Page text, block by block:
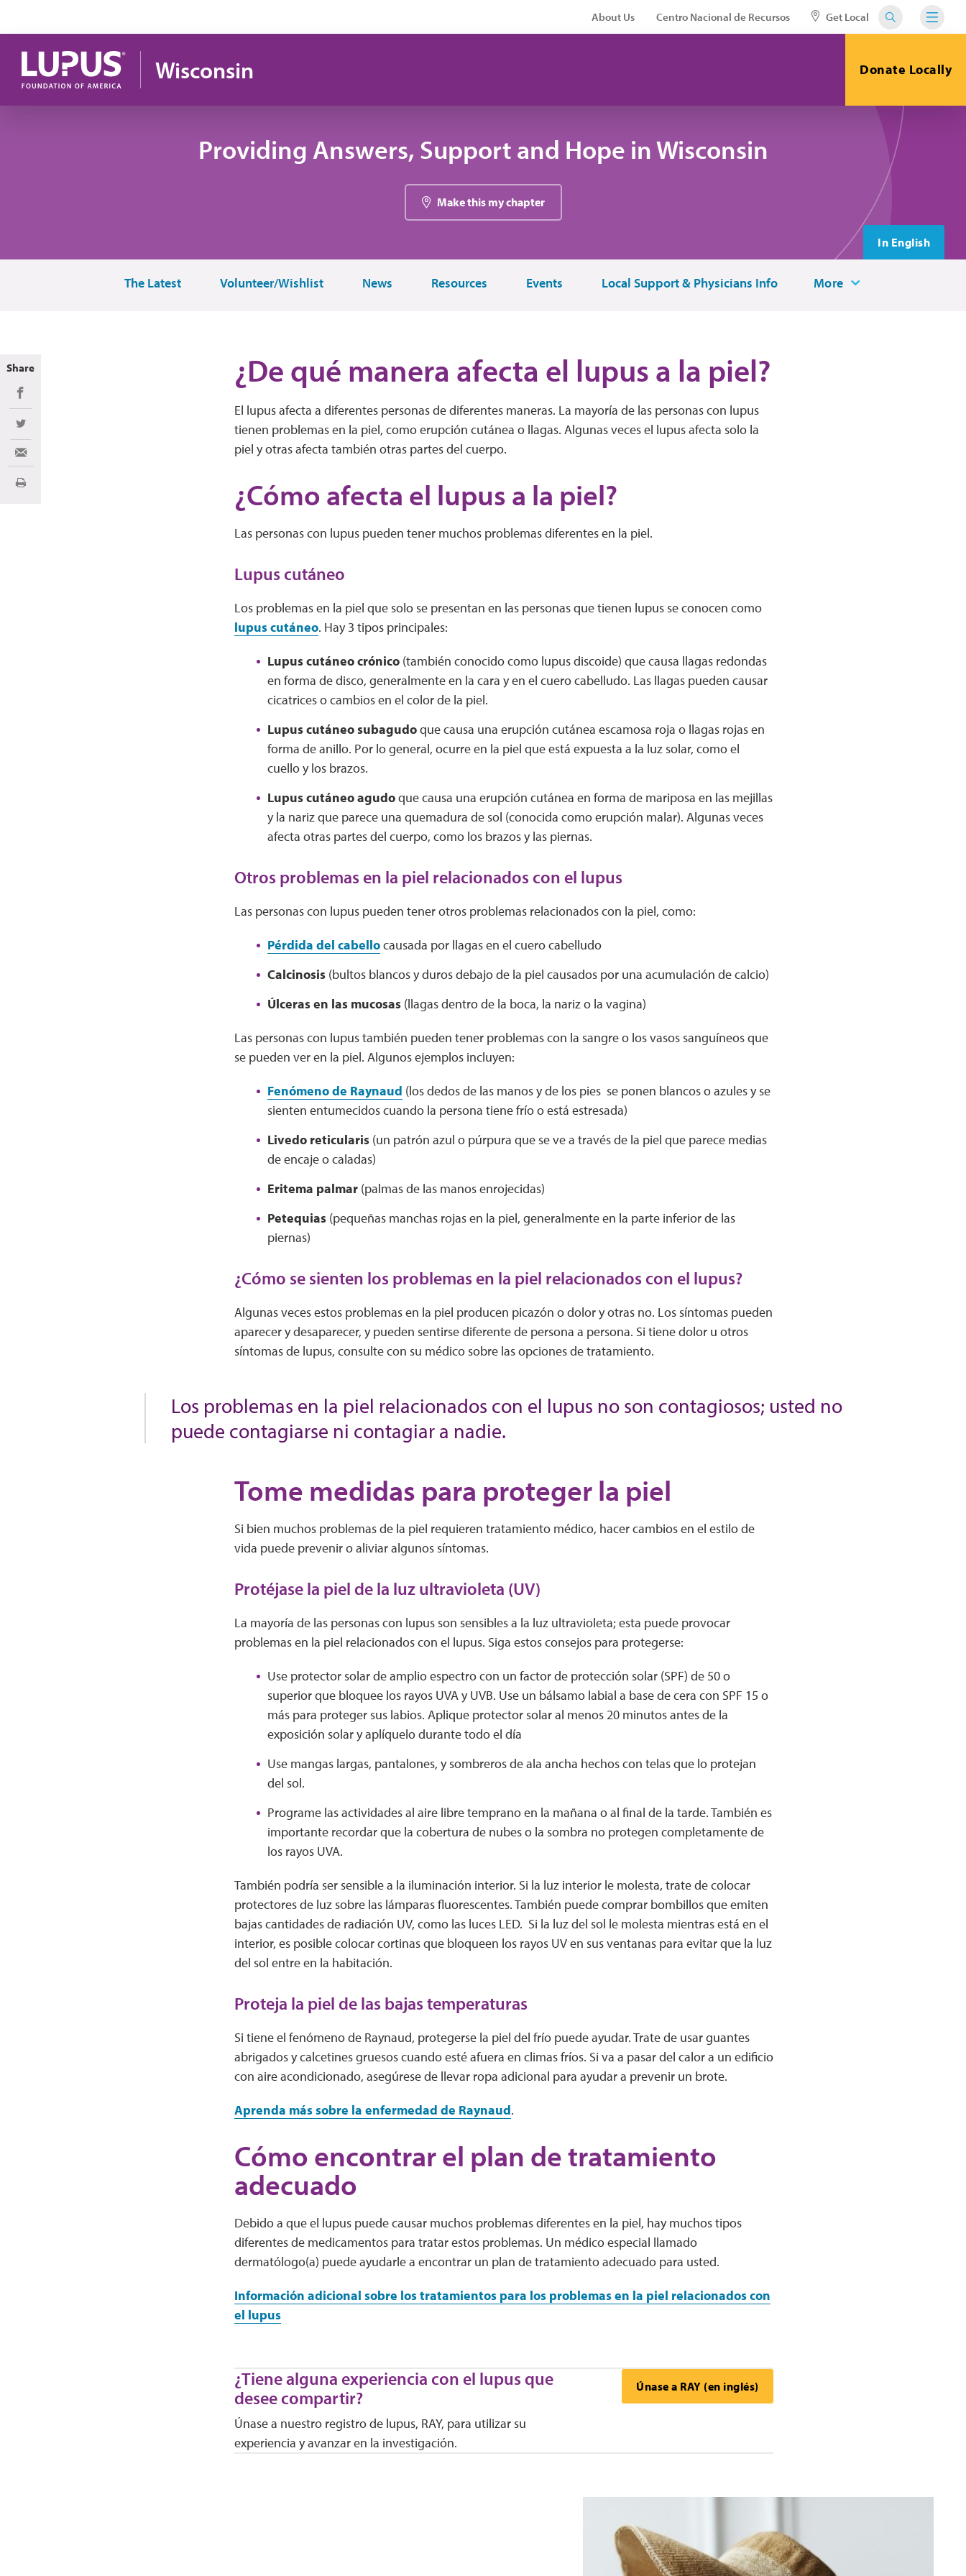
About Us Centro Nacional de Recursos Get Local
Wisconsin Donate Locally
Providing Answers, Support and Hope in Wisconsin
Make this my chapter
In English
The Latest Volunteer/Wishlist News Resources Events Local Support & Physicians Info More
¿De qué manera afecta el lupus a la piel?
El lupus afecta a diferentes personas de diferentes maneras. La mayoría de las personas con lupus
tienen problemas en la piel, como erupción cutánea o llagas. Algunas veces el lupus afecta solo la
piel y otras afecta también otras partes del cuerpo.
¿Cómo afecta el lupus a la piel?
Las personas con lupus pueden tener muchos problemas diferentes en la piel.
Lupus cutáneo
Los problemas en la piel que solo se presentan en las personas que tienen lupus se conocen como
lupus cutáneo. Hay 3 tipos principales:
Lupus cutáneo crónico(también conocido como lupus discoide) que causa llagas redondas
en forma de disco, generalmente en la cara y en el cuero cabelludo. Las llagas pueden causar
cicatrices o cambios en el color de la piel.
Lupus cutáneo subagudoque causa una erupción cutánea escamosa roja o llagas rojas en
forma de anillo. Por lo general, ocurre en la piel que está expuesta a la luz solar, como el
cuello y los brazos.
Lupus cutáneo agudoque causa una erupción cutánea en forma de mariposa en las mejillas
y la nariz que parece una quemadura de sol (conocida como erupción malar). Algunas veces
afecta otras partes del cuerpo, como los brazos y las piernas.
Otros problemas en la piel relacionados con el lupus
Las personas con lupus pueden tener otros problemas relacionados con la piel, como:
Pérdida del cabellocausada por llagas en el cuero cabelludo
Calcinosis(bultos blancos y duros debajo de la piel causados por una acumulación de calcio)
Úlceras en las mucosas(llagas dentro de la boca, la nariz o la vagina)
Las personas con lupus también pueden tener problemas con la sangre o los vasos sanguíneos que
se pueden ver en la piel. Algunos ejemplos incluyen:
Fenómeno de Raynaud (los dedos de las manos y de los pies se ponen blancos o azules y se
sienten entumecidos cuando la persona tiene frío o está estresada)
Livedo reticularis(un patrón azul o púrpura que se ve a través de la piel que parece medias
de encaje o caladas)
Eritema palmar(palmas de las manos enrojecidas)
Petequias(pequeñas manchas rojas en la piel, generalmente en la parte inferior de las
piernas)
¿Cómo se sienten los problemas en la piel relacionados con el lupus?
Algunas veces estos problemas en la piel producen picazón o dolor y otras no. Los síntomas pueden
aparecer y desaparecer, y pueden sentirse diferente de persona a persona. Si tiene dolor u otros
síntomas de lupus, consulte con su médico sobre las opciones de tratamiento.
Los problemas en la piel relacionados con el lupus no son contagiosos; usted no
puede contagiarse ni contagiar a nadie.
Tome medidas para proteger la piel
Si bien muchos problemas de la piel requieren tratamiento médico, hacer cambios en el estilo de
vida puede prevenir o aliviar algunos síntomas.
Protéjase la piel de la luz ultravioleta (UV)
La mayoría de las personas con lupus son sensibles a la luz ultravioleta; esta puede provocar
problemas en la piel relacionados con el lupus. Siga estos consejos para protegerse:
Use protector solar de amplio espectro con un factor de protección solar (SPF) de 50 o
superior que bloquee los rayos UVA y UVB. Use un bálsamo labial a base de cera con SPF 15 o
más para proteger sus labios. Aplique protector solar al menos 20 minutos antes de la
exposición solar y aplíquelo durante todo el día
Use mangas largas, pantalones, y sombreros de ala ancha hechos con telas que lo protejan
del sol.
Programe las actividades al aire libre temprano en la mañana o al final de la tarde. También es
importante recordar que la cobertura de nubes o la sombra no protegen completamente de
los rayos UVA.
También podría ser sensible a la iluminación interior. Si la luz interior le molesta, trate de colocar
protectores de luz sobre las lámparas fluorescentes. También puede comprar bombillos que emiten
bajas cantidades de radiación UV, como las luces LED. Si la luz del sol le molesta mientras está en el
interior, es posible colocar cortinas que bloqueen los rayos UV en sus ventanas para evitar que la luz
del sol entre en la habitación.
Proteja la piel de las bajas temperaturas
Si tiene el fenómeno de Raynaud, protegerse la piel del frío puede ayudar. Trate de usar guantes
abrigados y calcetines gruesos cuando esté afuera en climas fríos. Si va a pasar del calor a un edificio
con aire acondicionado, asegúrese de llevar ropa adicional para ayudar a prevenir un brote.
Aprenda más sobre la enfermedad de Raynaud.
Cómo encontrar el plan de tratamiento
adecuado
Debido a que el lupus puede causar muchos problemas diferentes en la piel, hay muchos tipos
diferentes de medicamentos para tratar estos problemas. Un médico especial llamado
dermatólogo(a) puede ayudarle a encontrar un plan de tratamiento adecuado para usted.
Información adicional sobre los tratamientos para los problemas en la piel relacionados con
el lupus
¿Tiene alguna experiencia con el lupus que
desee compartir?
Únase a nuestro registro de lupus, RAY, para utilizar su
experiencia y avanzar en la investigación.
Únase a RAY (en inglés)
Share
Share on Facebook
Share on Twitter
Share via Email
Imprimir